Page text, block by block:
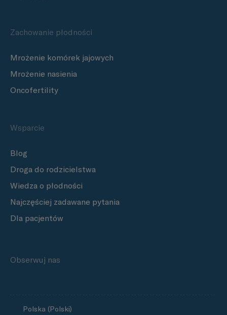
Zachowanie płodności
Mrożenie komórek jajowych
Mrożenie nasienia
Oncofertility
Wsparcie
Blog
Droga do rodzicielstwa
Wiedza o płodności
Najczęściej zadawane pytania
Dla pacjentów
Obserwuj nas
Polska (Polski)